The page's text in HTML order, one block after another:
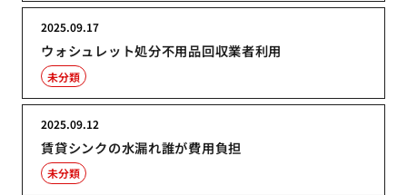
ウォシュレット処分不用品回収業者利用
2025.09.17
未分類
賃貸シンクの水漏れ誰が費用負担
2025.09.12
未分類